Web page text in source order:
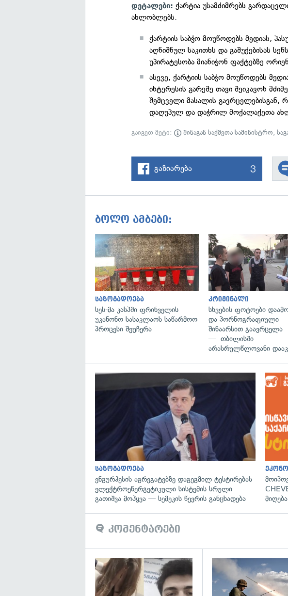
დეტალები:ქარტია უსამძიმრებს
ახლობლებს.
ქარტიის საბჭო მოუწოდებს მედიას,
აღნიშნულ საკითხს და გაშუქებისას
უპირატესობა მიანიჭონ ფაქტებზე
ასევე, ქარტიის საბჭო მოუწოდებს
ინტერესის გარეშე თავი შეიკავონ
შემცველი მასალის გავრცელებისგან,
დაღუპულ და დაჭრილ მოქალაქეთა
გაიგეთ მეტი: შინაგან საქმეთა სამინისტრო,
გაზიარება 3
ბოლო ამბები:
გადახედვა
საზოგადოება
სეს-მა კასპში ფრინველის
უკანონო სასაკლაოს საწარმოო
პროცესი შეუჩერა
კრიმინალი
სხვების ფოტოები
და პორნოგრაფიული
შინაარსით გაავრცელა
— თბილისში
არასრულწლოვანი
საზოგადოება
ენგურჰესის აგრეგატებზე დაგეგმილ ტესტირებას
ელექტროენერგეტიკული სისტემის სრული
გათიშვა მოჰყვა — სემეკის წევრის განცხადება
კომენტარები
გადახედვა